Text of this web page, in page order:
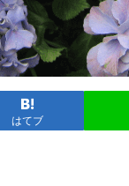
はてブ